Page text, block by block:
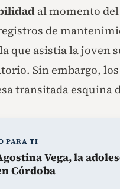
al momento
de
que asistía la
Sin embargo,
transitada esquina
PARA TI
Vega, la
Córdoba